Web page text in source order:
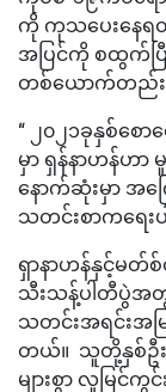
ကို ကုသပေးနေရ
အပြင်ကို စထွက်ပ
တစ်ယောက်တည်း
“ ၂၀၂၁ခုနှစ်စေ
မှာ ရှန်နာဟန်ဟာ
နောက်ဆုံးမှာ အ
သတင်းစာကရေး
ရှာနာဟန်နှင့်မတ်
သီးသန့်ပါတီပွဲအ
သတင်းအရင်းအမ
တယ်။ သူတို့နှစ်ဦး
များစွာ လူမြင်